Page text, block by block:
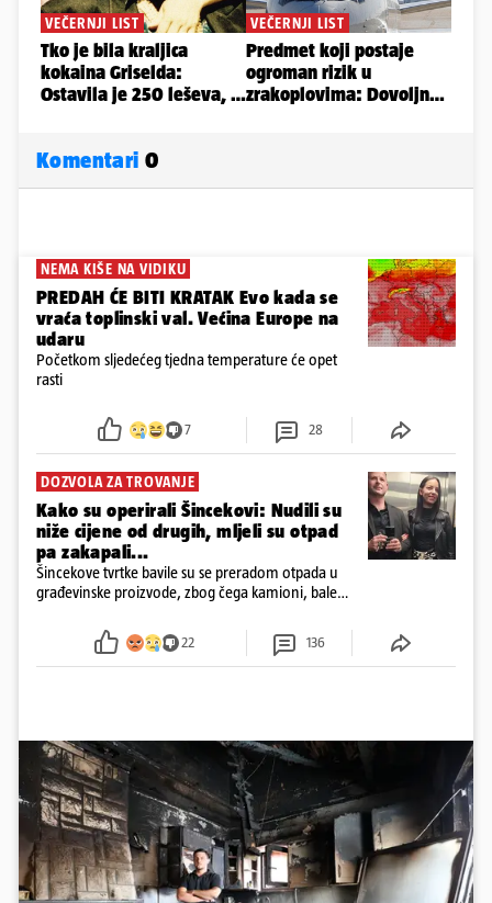
Komentari 0
NEMA KIŠE NA VIDIKU
PREDAH ĆE BITI KRATAK Evo kada se
vraća toplinski val. Većina Europe na
udaru
Početkom sljedećeg tjedna temperature će opet
rasti
7 28
DOZVOLA ZA TROVANJE
Kako su operirali Šincekovi: Nudili su
niže cijene od drugih, mljeli su otpad
pa zakapali...
Šincekove tvrtke bavile su se preradom otpada u
građevinske proizvode, zbog čega kamioni, bale
22 136